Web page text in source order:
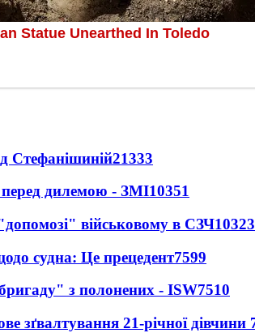
Стефанішиній21333
перед дилемою - ЗМІ10351
військовому в СЗЧ10323
судна: Це прецедент7599
з полонених - ISW7510
зґвалтування 21-річної дівчини